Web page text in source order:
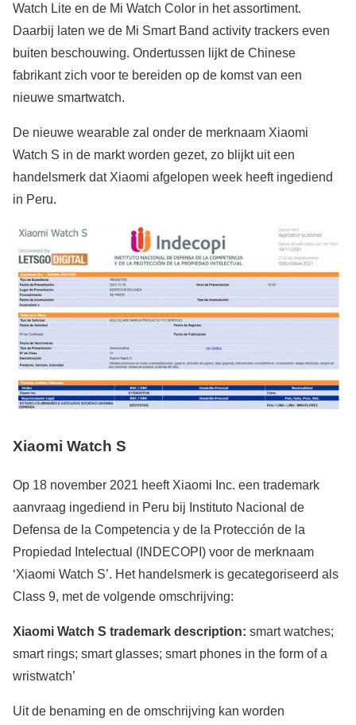
Watch Lite en de Mi Watch Color in het assortiment.
Daarbij laten we de Mi Smart Band activity trackers even
buiten beschouwing. Ondertussen lijkt de Chinese
fabrikant zich voor te bereiden op de komst van een
nieuwe smartwatch.
De nieuwe wearable zal onder de merknaam Xiaomi
Watch S in de markt worden gezet, zo blijkt uit een
handelsmerk dat Xiaomi afgelopen week heeft ingediend
in Peru.
Xiaomi Watch S
Op 18 november 2021 heeft Xiaomi Inc. een trademark
aanvraag ingediend in Peru bij Instituto Nacional de
Defensa de la Competencia y de la Protección de la
Propiedad Intelectual (INDECOPI) voor de merknaam
‘Xiaomi Watch S’. Het handelsmerk is gecategoriseerd als
Class 9, met de volgende omschrijving:
Xiaomi Watch S trademark description: smart watches;
smart rings; smart glasses; smart phones in the form of a
wristwatch’
Uit de benaming en de omschrijving kan worden